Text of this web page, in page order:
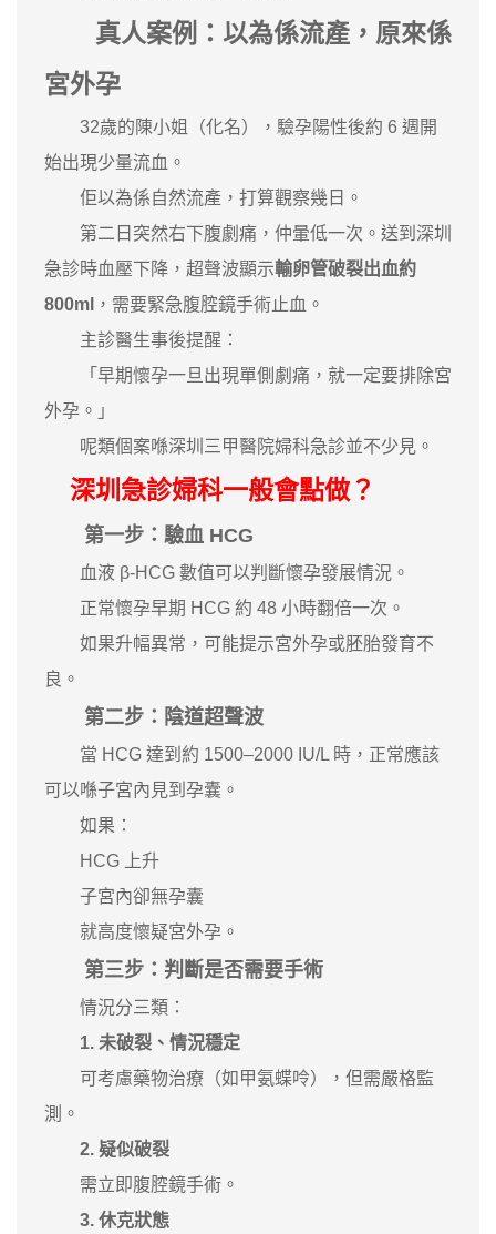
真人案例：以為係流產，原來係
宮外孕
32歲的陳小姐（化名），驗孕陽性後約 6 週開
始出現少量流血。
佢以為係自然流產，打算觀察幾日。
第二日突然右下腹劇痛，仲暈低一次。送到深圳
急診時血壓下降，超聲波顯示輸卵管破裂出血約
800ml ，需要緊急腹腔鏡手術止血。
主診醫生事後提醒：
「早期懷孕一旦出現單側劇痛，就一定要排除宮
外孕。」
呢類個案喺深圳三甲醫院婦科急診並不少見。
深圳急診婦科一般會點做？
第一步：驗血 HCG
血液 β-HCG 數值可以判斷懷孕發展情況。
正常懷孕早期 HCG 約 48 小時翻倍一次。
如果升幅異常，可能提示宮外孕或胚胎發育不
良。
第二步：陰道超聲波
當 HCG 達到約 1500–2000 IU/L 時，正常應該
可以喺子宮內見到孕囊。
如果：
HCG 上升
子宮內卻無孕囊
就高度懷疑宮外孕。
第三步：判斷是否需要手術
情況分三類：
1. 未破裂、情況穩定
可考慮藥物治療（如甲氨蝶呤），但需嚴格監
測。
2. 疑似破裂
需立即腹腔鏡手術。
3. 休克狀態